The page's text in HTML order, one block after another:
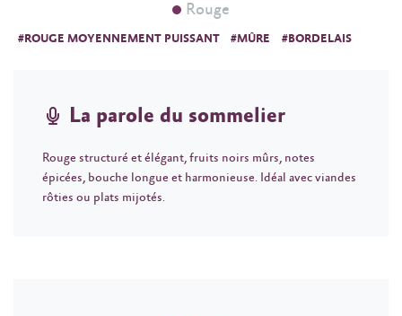
Rouge
#ROUGE MOYENNEMENT PUISSANT #MÛRE #BORDELAIS
La parole du sommelier
Rouge structuré et élégant, fruits noirs mûrs, notes
épicées, bouche longue et harmonieuse. Idéal avec viandes
rôties ou plats mijotés.